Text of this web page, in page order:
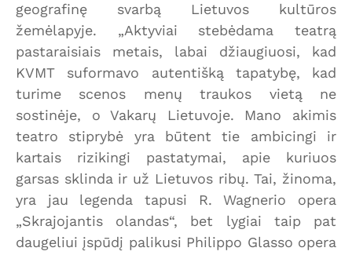
geografinę svarbą Lietuvos kultūros
žemėlapyje. „Aktyviai stebėdama teatrą
pastaraisiais metais, labai džiaugiuosi, kad
KVMT suformavo autentišką tapatybę, kad
turime scenos menų traukos vietą ne
sostinėje, o Vakarų Lietuvoje. Mano akimis
teatro stiprybė yra būtent tie ambicingi ir
kartais rizikingi pastatymai, apie kuriuos
garsas sklinda ir už Lietuvos ribų. Tai, žinoma,
yra jau legenda tapusi R. Wagnerio opera
„Skrajojantis olandas“, bet lygiai taip pat
daugeliui įspūdį palikusi Philippo Glasso opera